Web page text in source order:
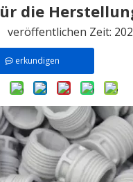
die
Zeit:
erkundigen